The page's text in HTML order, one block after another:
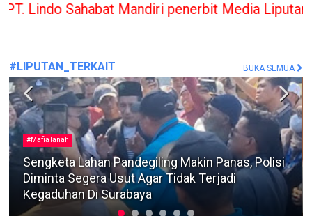
Mandiri penerbit Media Liputan Indonesia
#LIPUTAN_TERKAIT BUKA SEMUA
Berita Terkini
Dua Warga Kedungdung Diamankan Satreskrim
Polres Sampang Terkait Kasus Pencurian Motor